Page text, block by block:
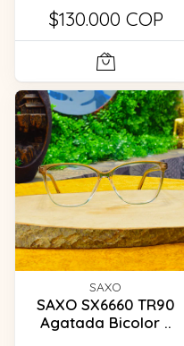
$130.000 COP
SAXO
SAXO SX6660 TR90
Agatada Bicolor ..